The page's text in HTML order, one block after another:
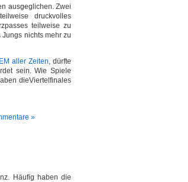
ausgeglichen. Zwei
druckvolles
teilweise zu
nichts mehr zu
aller Zeiten, dürfte
sein. Wie Spiele
dieViertelfinales
»
Häufig haben die